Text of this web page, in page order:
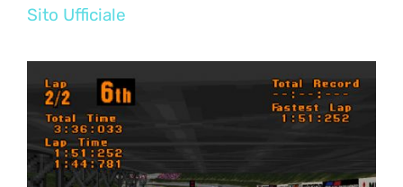
Sito Ufficiale